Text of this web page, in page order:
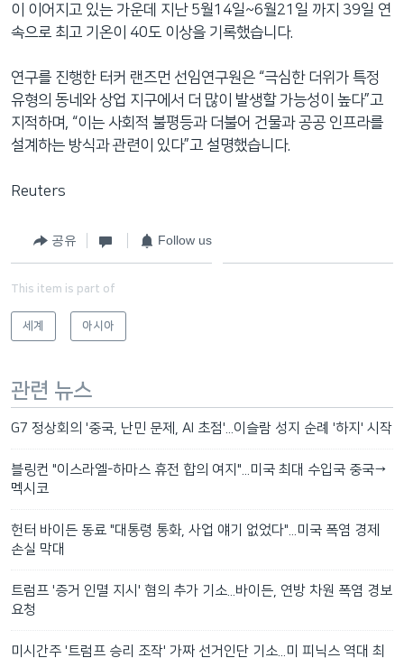
이 이어지고 있는 가운데 지난 5월14일~6월21일 까지 39일 연
속으로 최고 기온이 40도 이상을 기록했습니다.
연구를 진행한 터커 랜즈먼 선임연구원은 “극심한 더위가 특정
유형의 동네와 상업 지구에서 더 많이 발생할 가능성이 높다”고
지적하며, “이는 사회적 불평등과 더불어 건물과 공공 인프라를
설계하는 방식과 관련이 있다”고 설명했습니다.
Reuters
공유 Follow us
This item is part of
세계 아시아
관련 뉴스
G7 정상회의 '중국, 난민 문제, AI 초점'...이슬람 성지 순례 '하지' 시작
블링컨 "이스라엘-하마스 휴전 합의 여지"...미국 최대 수입국 중국→
멕시코
헌터 바이든 동료 "대통령 통화, 사업 얘기 없었다"...미국 폭염 경제
손실 막대
트럼프 '증거 인멸 지시' 혐의 추가 기소...바이든, 연방 차원 폭염 경보
요청
미시간주 '트럼프 승리 조작' 가짜 선거인단 기소...미 피닉스 역대 최